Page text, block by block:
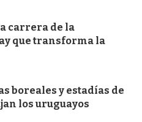
carrera de la
que transforma la
boreales y estadías de
los uruguayos